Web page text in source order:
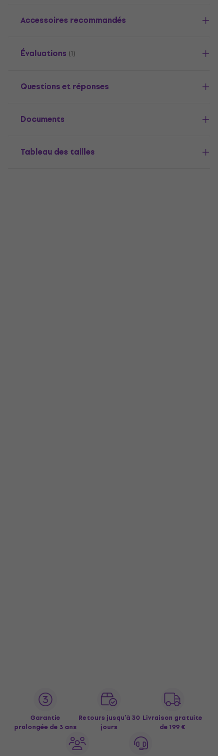
Accessoires recommandés
Évaluations (1)
Questions et réponses
Documents
Tableau des tailles
Garantie
prolongée de 3 ans
Retours jusqu’à 30
jours
Livraison gratuite
de 199 €